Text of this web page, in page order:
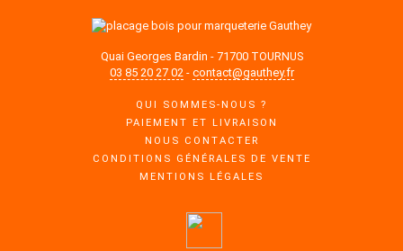
Quai Georges Bardin - 71700 TOURNUS
03 85 20 27 02- contact@gauthey.fr
QUI SOMMES-NOUS ?
PAIEMENT ET LIVRAISON
NOUS CONTACTER
CONDITIONS GÉNÉRALES DE VENTE
MENTIONS LÉGALES